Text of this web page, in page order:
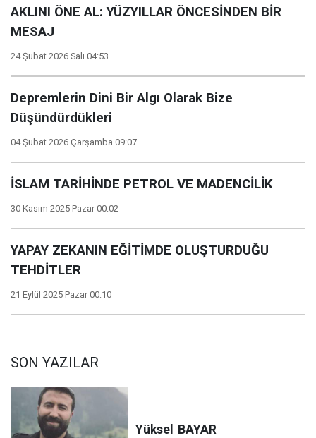
AKLINI ÖNE AL: YÜZYILLAR ÖNCESİNDEN BİR
MESAJ
24 Şubat 2026 Salı 04:53
Depremlerin Dini Bir Algı Olarak Bize
Düşündürdükleri
04 Şubat 2026 Çarşamba 09:07
İSLAM TARİHİNDE PETROL VE MADENCİLİK
30 Kasım 2025 Pazar 00:02
YAPAY ZEKANIN EĞİTİMDE OLUŞTURDUĞU
TEHDİTLER
21 Eylül 2025 Pazar 00:10
SON YAZILAR
Yüksel BAYAR